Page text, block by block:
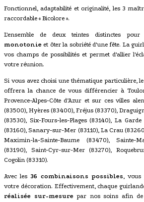
Fonctionnel, adaptabilité et originalité, les 3
raccordable « Bicolore ».
L'ensemble de deux teintes distinctes pour
monotonie et ôter la sobriété d'une fête. La
vos champs de possibilités et permet d'allier
votre réunion.
Si vous avez choisi une thématique particulière,
offrera la chance de vous différencier à
Provence-Alpes-Côte d’Azur et sur ces villes
(83500), Hyères (83400), Fréjus (83370),
(83530), Six-Fours-les-Plages (83140), La
(83160), Sanary-sur-Mer (83110), La Crau
Maximin-la-Sainte-Baume (83470), Sainte-
(83190), Saint-Cyr-sur-Mer (83270),
Cogolin (83310).
Avec les 36 combinaisons possibles, vous
votre décoration. Effectivement, chaque
réalisée sur-mesurepar nos soins afin de